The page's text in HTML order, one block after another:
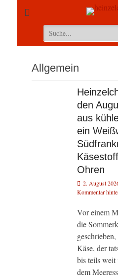
nach:
Allgemein
den
aus
ein
Ohren
Veröffentlicht
am
2. August
Kommentar
Vor einem
die
Käse, der
bis teils weit
dem